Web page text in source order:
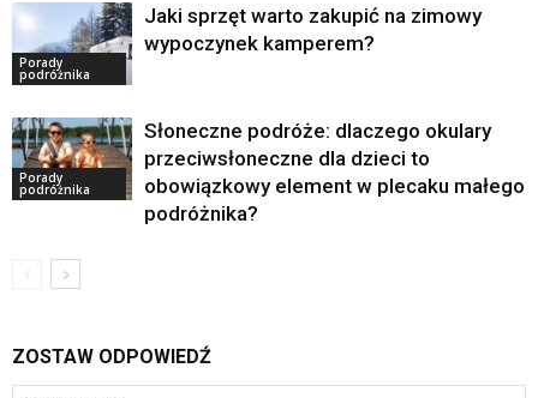
Porady
podróżnika
Jaki sprzęt warto zakupić na zimowy
wypoczynek kamperem?
Porady
podróżnika
Słoneczne podróże: dlaczego okulary
przeciwsłoneczne dla dzieci to
obowiązkowy element w plecaku małego
podróżnika?
ZOSTAW ODPOWIEDŹ